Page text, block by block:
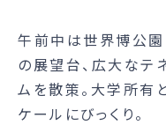
午前中は世界博公園
の展望台、広大なテ
ムを散策。大学所有
ケールにびっくり。